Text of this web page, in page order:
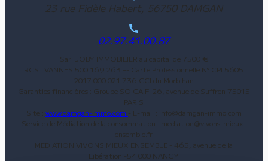
23 rue Fidèle Habert, 56750 DAMGAN
02.97.41.00.87
Sarl JOBY IMMOBILIER au capital de 7500 €
RCS : VANNES 500 169 263 –- Carte Professionnelle N° CPI 5605
2017 000 021 736 CCI du Morbihan
Garanties financières : Groupe SO.CA.F. 26, avenue de Suffren 75015
PARIS
Site : www.damgan-immo.com
- E-mail : info@damgan-immo.com
Service de Médiation de la consommation : mediation@vivons-mieux-
ensemble.fr
MEDIATION VIVONS MIEUX ENSEMBLE - 465, avenue de la
Libération -54 000 NANCY